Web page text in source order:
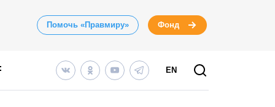
Помочь «Правмиру» Фонд
EN